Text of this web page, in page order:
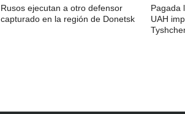
Rusos ejecutan a otro defensor
capturado en la región de Donetsk
Pagada
UAH